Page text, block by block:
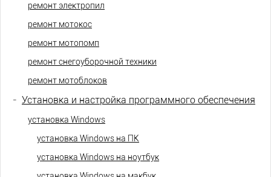
ремонт электропил
ремонт мотокос
ремонт мотопомп
ремонт снегоуборочной техники
ремонт мотоблоков
- Установка и настройка программного обеспечения
установка Windows
установка Windows на ПК
установка Windows на ноутбук